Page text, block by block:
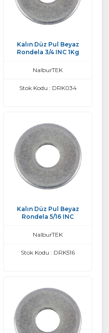
Kalın Düz Pul Beyaz
Rondela 3/4 INC 1Kg
NalburTEK
Stok Kodu : DRK034
Kalın Düz Pul Beyaz
Rondela 5/16 INC
NalburTEK
Stok Kodu : DRK516